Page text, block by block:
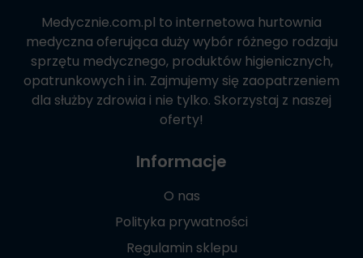
Medycznie.com.pl to internetowa hurtownia
medyczna oferująca duży wybór różnego rodzaju
sprzętu medycznego, produktów higienicznych,
opatrunkowych i in. Zajmujemy się zaopatrzeniem
dla służby zdrowia i nie tylko. Skorzystaj z naszej
oferty!
Informacje
O nas
Polityka prywatności
Regulamin sklepu